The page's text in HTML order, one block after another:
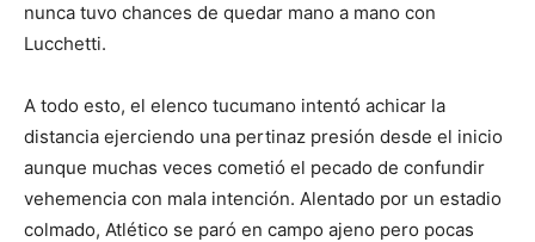
nunca tuvo chances de quedar mano a mano con
Lucchetti.
A todo esto, el elenco tucumano intentó achicar la
distancia ejerciendo una pertinaz presión desde el inicio
aunque muchas veces cometió el pecado de confundir
vehemencia con mala intención. Alentado por un estadio
colmado, Atlético se paró en campo ajeno pero pocas